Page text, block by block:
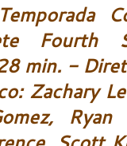
Fourth
min. -
Zachary
Ryan